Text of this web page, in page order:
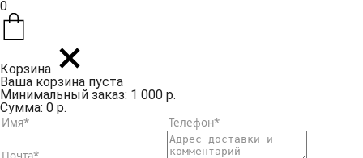
0
Корзина
Ваша корзина пуста
Минимальный заказ: 1 000 р.
Сумма: 0 р.